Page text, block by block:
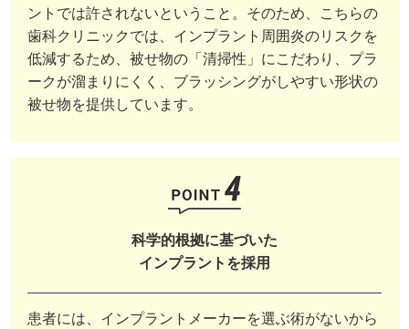
ントでは許されないということ。そのため、こちらの
歯科クリニックでは、インプラント周囲炎のリスクを
低減するため、被せ物の「清掃性」にこだわり、プラ
ークが溜まりにくく、ブラッシングがしやすい形状の
被せ物を提供しています。
科学的根拠に基づいた
インプラントを採用
患者には、インプラントメーカーを選ぶ術がないから